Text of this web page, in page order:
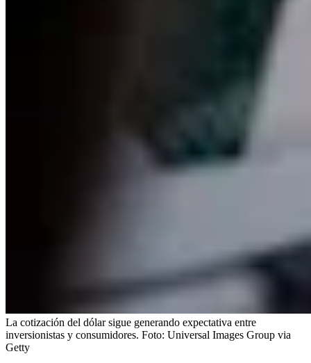
La cotización del dólar sigue generando expectativa entre
inversionistas y consumidores. Foto: Universal Images Group via
Getty